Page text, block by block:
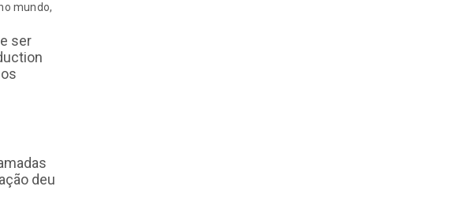
mundo,
ser
deu